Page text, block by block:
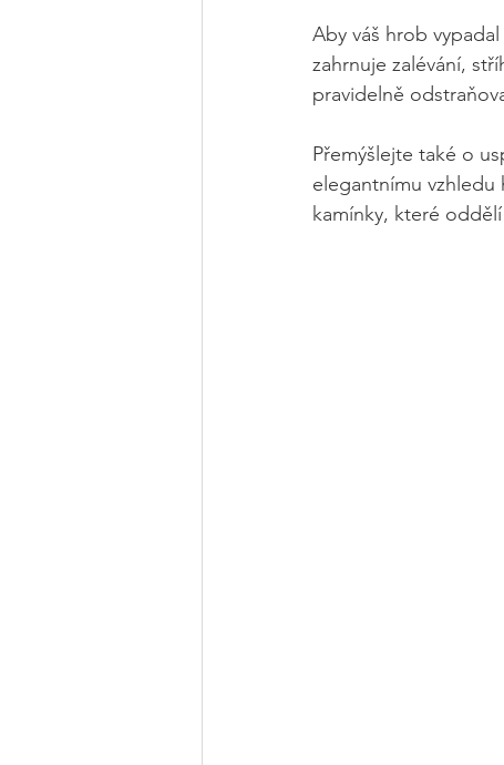
Aby váš hrob
zahrnuje zalévání,
pravidelně
Přemýšlejte také o
elegantnímu
kamínky, které